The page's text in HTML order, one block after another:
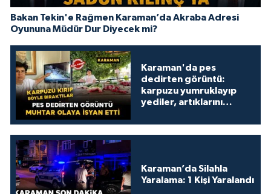
Bakan Tekin'e Rağmen Karaman’da Akraba Adresi
Oyununa Müdür Dur Diyecek mi?
Karaman'da pes
dedirten görüntü:
karpuzu yumruklayıp
yediler, artıklarını
Karaman’da Silahla
Yaralama: 1 Kişi Yaralandı